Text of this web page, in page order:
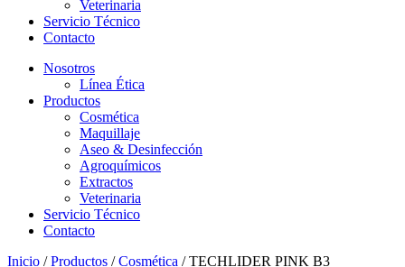
Veterinaria
Servicio Técnico
Contacto
Nosotros
Línea Ética
Productos
Cosmética
Maquillaje
Aseo & Desinfección
Agroquímicos
Extractos
Veterinaria
Servicio Técnico
Contacto
Inicio /Productos /Cosmética / TECHLIDER PINK B3